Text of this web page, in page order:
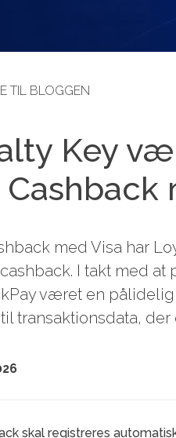
TIL BLOGGEN
Key
med Visa har
I takt med
været en
transaktionsdata,
skal registreres